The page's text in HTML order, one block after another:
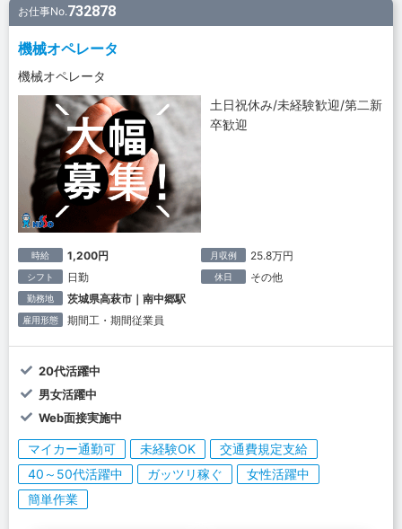
お仕事No.732878
機械オペレータ
機械オペレータ
土日祝休み/未経験歓迎/第二新
卒歓迎
時給 1,200円 月収例 25.8万円
シフト 日勤 休日 その他
勤務地 茨城県高萩市｜南中郷駅
雇用形態 期間工・期間従業員
20代活躍中
男女活躍中
Web面接実施中
マイカー通勤可 未経験OK
交通費規定支給
40～50代活躍中
ガッツリ稼ぐ
女性活躍中
簡単作業